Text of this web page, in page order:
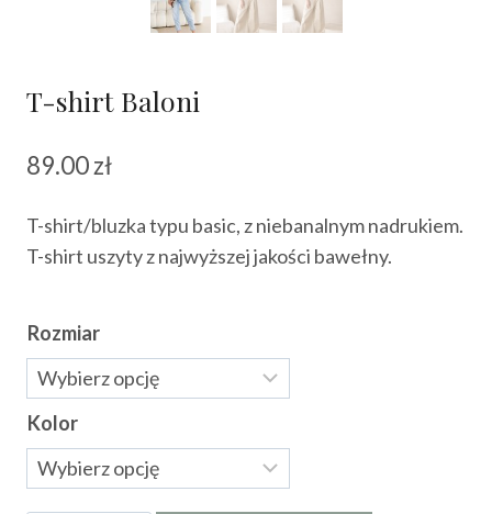
T-shirt Baloni
89.00zł
T-shirt/bluzka typu basic, z niebanalnym nadrukiem.
T-shirt uszyty z najwyższej jakości bawełny.
Rozmiar
Kolor